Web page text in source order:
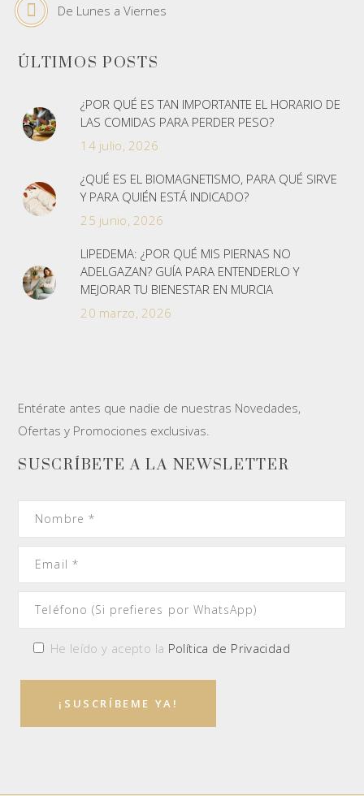
De Lunes a Viernes
ÚLTIMOS POSTS
¿POR QUÉ ES TAN IMPORTANTE EL HORARIO DE
LAS COMIDAS PARA PERDER PESO?
14 julio, 2026
¿QUÉ ES EL BIOMAGNETISMO, PARA QUÉ SIRVE
Y PARA QUIÉN ESTÁ INDICADO?
25 junio, 2026
LIPEDEMA: ¿POR QUÉ MIS PIERNAS NO
ADELGAZAN? GUÍA PARA ENTENDERLO Y
MEJORAR TU BIENESTAR EN MURCIA
20 marzo, 2026
Entérate antes que nadie de nuestras Novedades,
Ofertas y Promociones exclusivas.
SUSCRÍBETE A LA NEWSLETTER
He leído y acepto la Política de Privacidad